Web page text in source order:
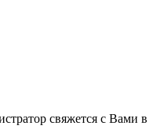
свяжется с Вами в